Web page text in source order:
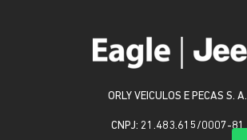
ORLY VEICULOS E PECAS S. A.
CNPJ: 21.483.615/0007-81